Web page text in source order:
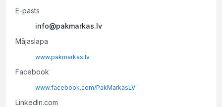
E-pasts
info@pakmarkas.lv
Mājaslapa
www.pakmarkas.lv
Facebook
www.facebook.com/PakMarkasLV
LinkedIn.com